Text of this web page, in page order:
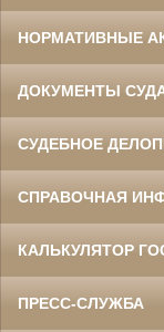
НОРМАТИВНЫЕ
ДОКУМЕНТЫ
СУДЕБНОЕ
СПРАВОЧНАЯ
КАЛЬКУЛЯТОР
ПРЕСС-СЛУЖБА